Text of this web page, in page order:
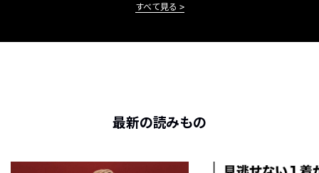
すべて見る
最新の読みもの